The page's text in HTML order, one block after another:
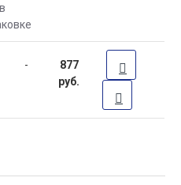
-
877
руб.